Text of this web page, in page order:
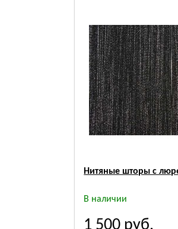
Нитяные шторы с
В наличии
1 500 руб.